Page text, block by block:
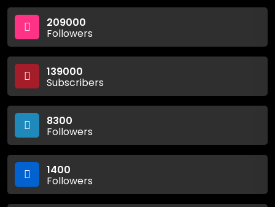
209000
Followers
139000
Subscribers
8300
Followers
1400
Followers